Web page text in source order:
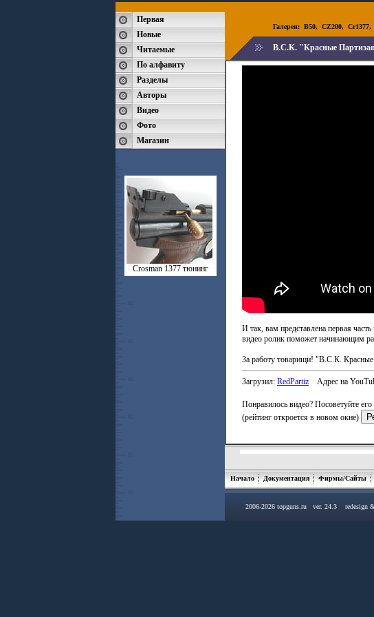
Первая
Новые
Читаемые
По алфавиту
Разделы
Авторы
Видео
Фото
Магазин
Crosman 1377 тюнинг
Галереи: B50, CZ200, Cr1377,
В.С.К. "Красные
И так, вам представлена первая
видео ролик поможет начинающим
За работу товарищи! "В.С.К. Красные
Загрузил: RedPartiz Адрес на
Понравилось видео? Посоветуйте его
(рейтинг откроется в новом окне)
Начало Документация Фирмы/Сайты
2006-2026 topguns.ru ver. 24.3 redesign